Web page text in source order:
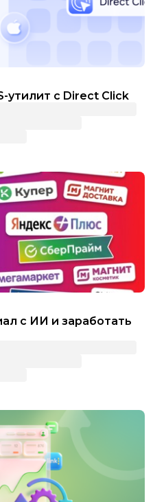
утилит c Direct Click
с ИИ и заработать